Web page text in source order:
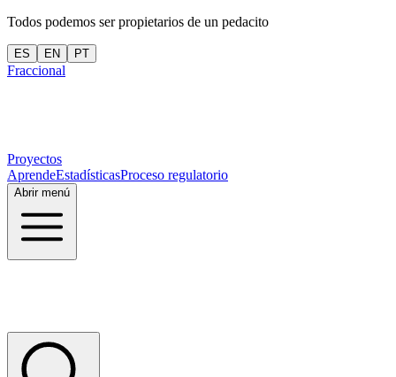
Todos podemos ser propietarios de un pedacito
ES EN PT
Fraccional
Proyectos
AprendeEstadísticasProceso regulatorio
Abrir menú